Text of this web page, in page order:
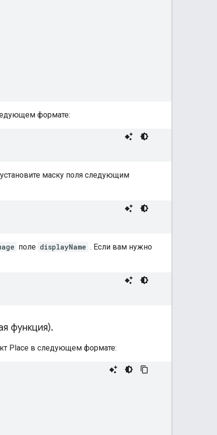
формате:
маску поля следующим
поле displayName . Если вам нужно
функция).
Place в следующем формате: